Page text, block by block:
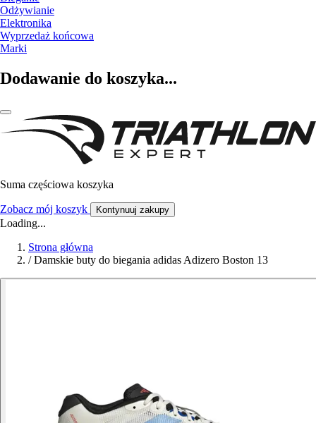
Odżywianie
Elektronika
Wyprzedaż końcowa
Marki
Dodawanie do koszyka...
Suma częściowa koszyka
Zobacz mój koszyk Kontynuuj zakupy
Loading...
Strona główna
/ Damskie buty do biegania adidas Adizero Boston 13